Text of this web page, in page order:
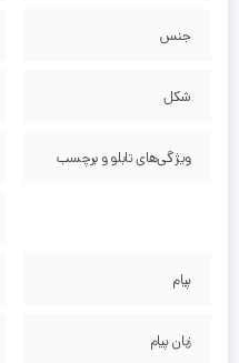
جنس
شکل
ویژگی‌های تابلو و برچسب
پیام
زبان پیام